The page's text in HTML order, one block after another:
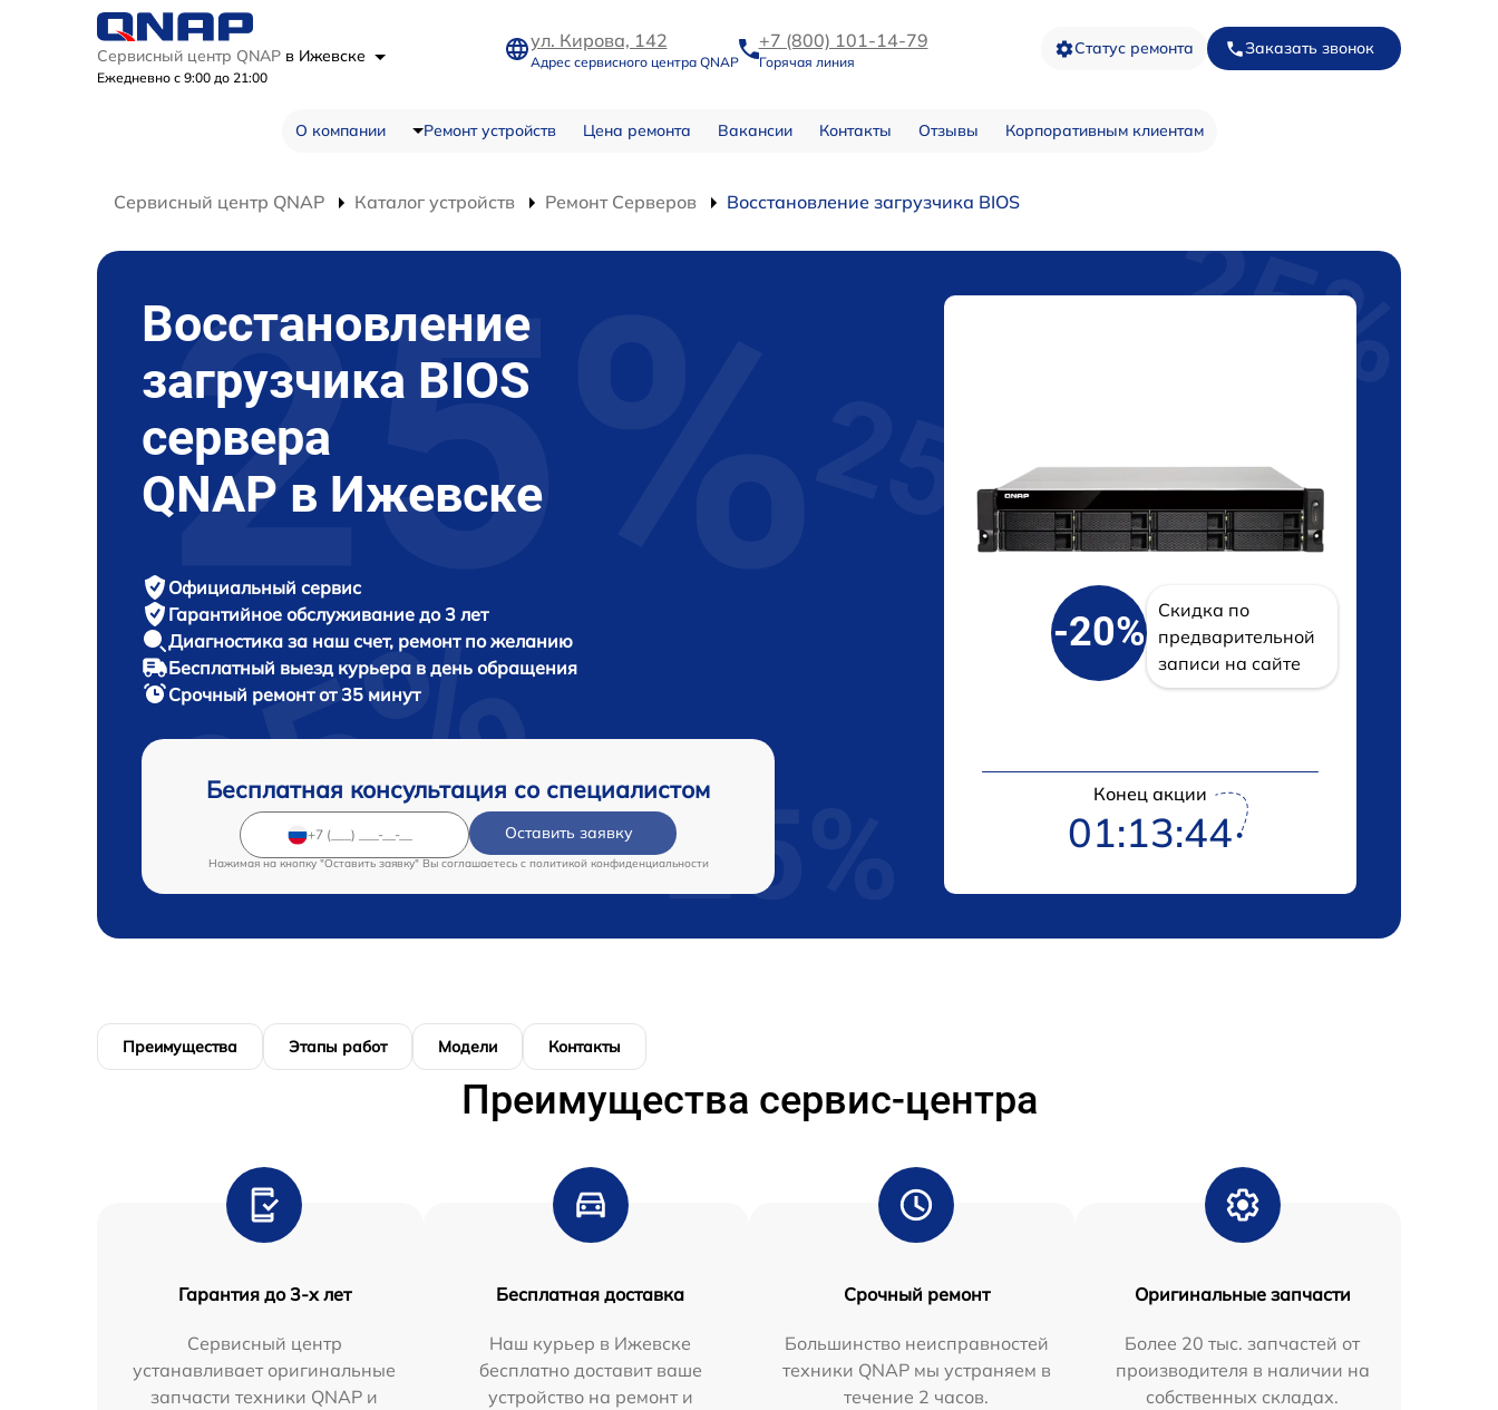
Сервисный центр QNAP в Ижевске
Ежедневно с 9:00 до 21:00
ул. Кирова, 142
Адрес сервисного центра QNAP
+7 (800) 101-14-79
Горячая линия
Статус ремонта Заказать звонок
О компании Ремонт устройств Цена ремонта Вакансии Контакты Отзывы Корпоративным клиентам
Сервисный центр QNAP Каталог устройств Ремонт Серверов Восстановление загрузчика BIOS
Восстановление
загрузчика BIOS
сервера
QNAP в Ижевске
Официальный сервис
Гарантийное обслуживание до 3 лет
Диагностика за наш счет, ремонт по желанию
Бесплатный выезд курьера в день обращения
Срочный ремонтот 35 минут
Бесплатная консультация со специалистом
Оставить заявку
Нажимая на кнопку "Оставить заявку" Вы соглашаетесь c политикой конфиденциальности
-20%
Скидка по
предварительной
записи на сайте
Конец акции
01:13:43
Преимущества Этапы работ Модели Контакты
Преимущества сервис-центра
Гарантия до 3-х лет
Сервисный центр
устанавливает оригинальные
запчасти техники QNAP и
Бесплатная доставка
Наш курьер в Ижевске
бесплатно доставит ваше
устройство на ремонт и
Срочный ремонт
Большинство неисправностей
техники QNAP мы устраняем в
течение 2 часов.
Оригинальные запчасти
Более 20 тыс. запчастей от
производителя в наличии на
собственных складах.